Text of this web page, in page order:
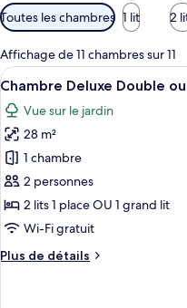
Filtres
disponibles
pour
les
chambres
Toutes les chambres 1 lit 2
Affichage de 11 chambres sur 11
Afficher
toutes
les
photos
pour
ce
type
de
chambre :
Chambre
6
Chambre Deluxe Double
Vue sur le jardin
28 m²
1 chambre
2 personnes
2 lits 1 place OU 1 grand lit
Wi-Fi gratuit
Plus de détails
Plus